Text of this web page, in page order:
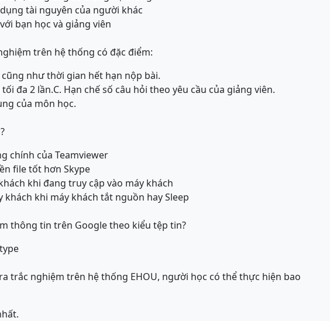
tài nguyên của người khác
bạn học và giảng viên
trên hệ thống có đặc điểm:
như thời gian hết hạn nộp bài.
đa 2 lần.C. Hạn chế số câu hỏi theo yêu cầu của giảng viên.
của môn học.
chính của Teamviewer
file tốt hơn Skype
khi đang truy cập vào máy khách
khách khi máy khách tắt nguồn hay Sleep
thông tin trên Google theo kiểu tệp tin?
trắc nghiệm trên hệ thống EHOU, người học có thể thực hiện bao